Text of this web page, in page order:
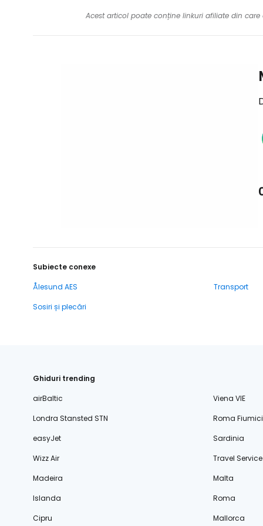
Acest articol poate conține linkuri afiliate din
Subiecte conexe
Ålesund AES
Transport
Sosiri și plecări
Ghiduri trending
airBaltic
Viena VIE
Londra Stansted STN
Roma
easyJet
Sardinia
Wizz Air
Travel Service
Madeira
Malta
Islanda
Roma
Cipru
Mallorca